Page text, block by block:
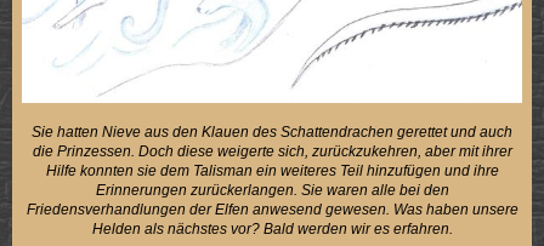
Sie hatten Nieve aus den Klauen des Schattendrachen gerettet und auch
die Prinzessen. Doch diese weigerte sich, zurückzukehren, aber mit ihrer
Hilfe konnten sie dem Talisman ein weiteres Teil hinzufügen und ihre
Erinnerungen zurückerlangen. Sie waren alle bei den
Friedensverhandlungen der Elfen anwesend gewesen. Was haben unsere
Helden als nächstes vor? Bald werden wir es erfahren.